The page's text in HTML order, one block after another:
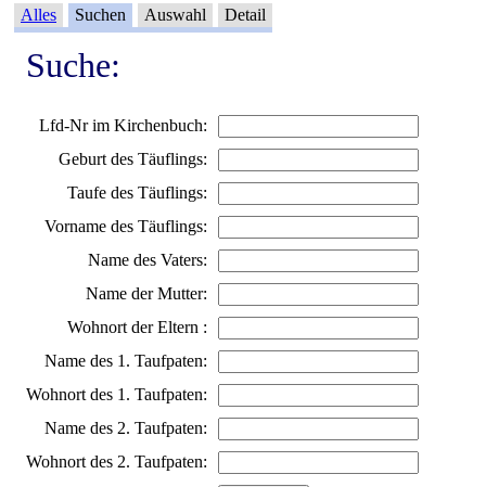
Alles Suchen Auswahl Detail
Suche:
Lfd-Nr im Kirchenbuch:
Geburt des Täuflings:
Taufe des Täuflings:
Vorname des Täuflings:
Name des Vaters:
Name der Mutter:
Wohnort der Eltern :
Name des 1. Taufpaten:
Wohnort des 1. Taufpaten:
Name des 2. Taufpaten:
Wohnort des 2. Taufpaten: